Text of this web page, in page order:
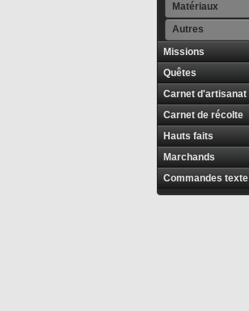
Matériaux
Autres
Missions
Quêtes
Carnet d'artisanat
Carnet de récolte
Hauts faits
Marchands
Commandes texte